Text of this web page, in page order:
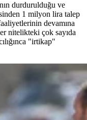
durdurulduğu ve
1 milyon lira talep
devamına
nitelikteki çok sayıda
"irtikap"